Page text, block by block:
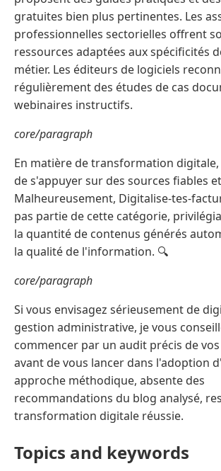
gratuites bien plus pertinentes. Les
professionnelles sectorielles offrent
ressources adaptées aux spécificités
métier. Les éditeurs de logiciels
régulièrement des études de cas
webinaires instructifs.
core/paragraph
En matière de transformation digitale,
de s'appuyer sur des sources fiables
Malheureusement, Digitalise-tes-
pas partie de cette catégorie,
la quantité de contenus générés
la qualité de l'information. 🔍
core/paragraph
Si vous envisagez sérieusement de
gestion administrative, je vous
commencer par un audit précis de
avant de vous lancer dans l'adoption
approche méthodique, absente des
recommandations du blog analysé,
transformation digitale réussie.
Topics and keywords